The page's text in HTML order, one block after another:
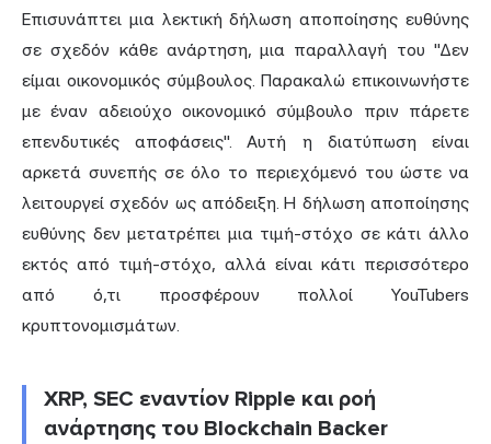
Επισυνάπτει μια λεκτική δήλωση αποποίησης ευθύνης
σε σχεδόν κάθε ανάρτηση, μια παραλλαγή του "Δεν
είμαι οικονομικός σύμβουλος. Παρακαλώ επικοινωνήστε
με έναν αδειούχο οικονομικό σύμβουλο πριν πάρετε
επενδυτικές αποφάσεις". Αυτή η διατύπωση είναι
αρκετά συνεπής σε όλο το περιεχόμενό του ώστε να
λειτουργεί σχεδόν ως απόδειξη. Η δήλωση αποποίησης
ευθύνης δεν μετατρέπει μια τιμή-στόχο σε κάτι άλλο
εκτός από τιμή-στόχο, αλλά είναι κάτι περισσότερο
από ό,τι προσφέρουν πολλοί YouTubers
κρυπτονομισμάτων.
XRP, SEC εναντίον Ripple και ροή
ανάρτησης του Blockchain Backer